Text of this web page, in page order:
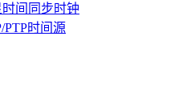
间同步时钟
PTP时间源